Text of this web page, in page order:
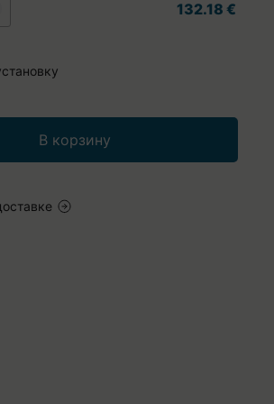
132.18 €
В корзину